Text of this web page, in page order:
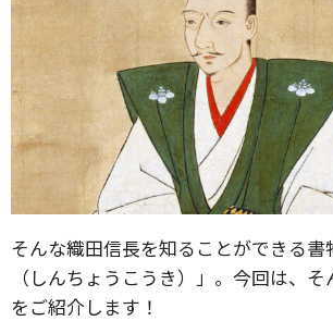
そんな織田信長を知ることができる
（しんちょうこうき）」。今回は、そ
をご紹介します！